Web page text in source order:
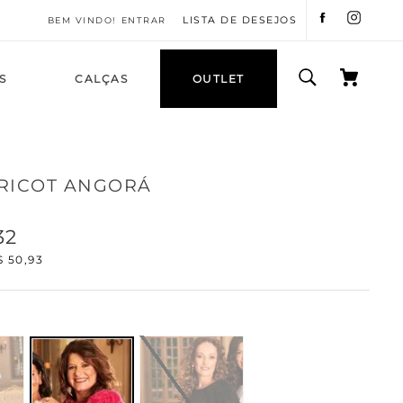
ENTRAR LISTA DE DESEJOS
CALÇAS OUTLET
ANGORÁ
50,93